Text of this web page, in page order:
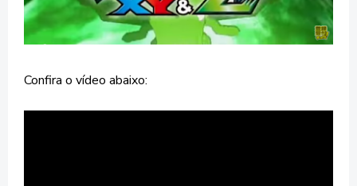
Confira o vídeo abaixo: